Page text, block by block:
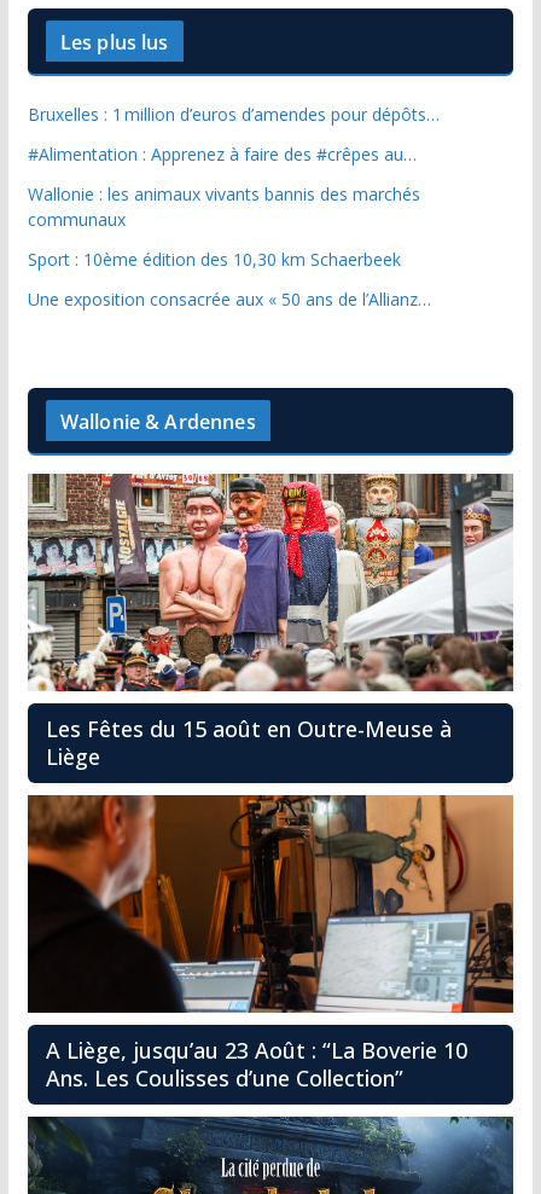
Les plus lus
Bruxelles : 1 million d’euros d’amendes pour dépôts…
#Alimentation : Apprenez à faire des #crêpes au…
Wallonie : les animaux vivants bannis des marchés
communaux
Sport : 10ème édition des 10,30 km Schaerbeek
Une exposition consacrée aux « 50 ans de l’Allianz…
Wallonie & Ardennes
Les Fêtes du 15 août en Outre-Meuse à
Liège
A Liège, jusqu’au 23 Août : “La Boverie 10
Ans. Les Coulisses d’une Collection”